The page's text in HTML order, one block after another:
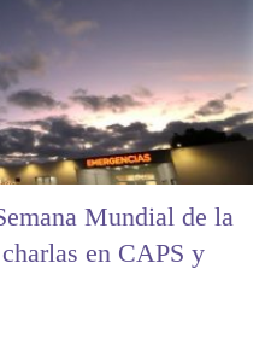
Mundial de la
en CAPS y